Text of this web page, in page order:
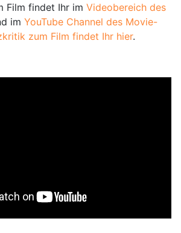
Film findet Ihr im Videobereich des
im YouTube Channel des Movie-
zum Film findet Ihr hier.